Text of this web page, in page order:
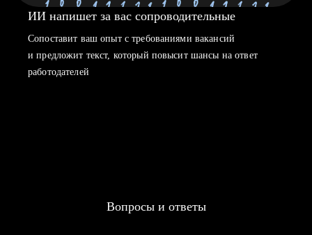
ИИ напишет за вас сопроводительные
Сопоставит ваш опыт с требованиями вакансий
и предложит текст, который повысит шансы на ответ
работодателей
Вопросы и ответы